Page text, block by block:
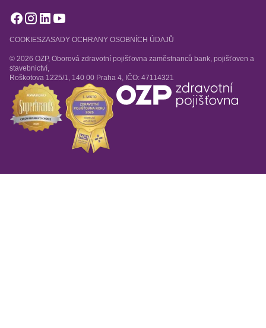
COOKIESZASADY OCHRANY OSOBNÍCH ÚDAJŮ
© 2026 OZP, Oborová zdravotní pojišťovna zaměstnanců bank, pojišťoven a
stavebnictví,
Roškotova 1225/1, 140 00 Praha 4, IČO: 47114321